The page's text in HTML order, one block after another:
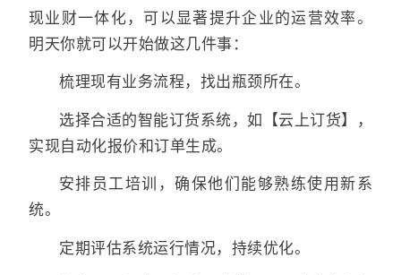
现业财一体化，可以显著提升企业的运营效率。
明天你就可以开始做这几件事：
梳理现有业务流程，找出瓶颈所在。
选择合适的智能订货系统，如【云上订货】，
实现自动化报价和订单生成。
安排员工培训，确保他们能够熟练使用新系
统。
定期评估系统运行情况，持续优化。